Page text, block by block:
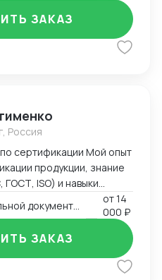
ЗАКАЗ
Россия
Мой опыт
продукции, знание
ISO) и навыки
решать задачи по
продукции
и консультирую по
от14
000 ₽
ЗАКАЗ